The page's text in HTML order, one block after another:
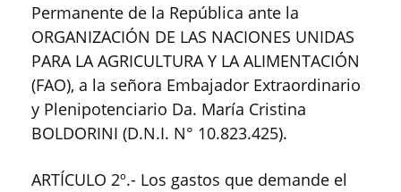
Permanente de la República ante la
ORGANIZACIÓN DE LAS NACIONES UNIDAS
PARA LA AGRICULTURA Y LA ALIMENTACIÓN
(FAO), a la señora Embajador Extraordinario
y Plenipotenciario Da. María Cristina
BOLDORINI (D.N.I. N° 10.823.425).
ARTÍCULO 2º.- Los gastos que demande el